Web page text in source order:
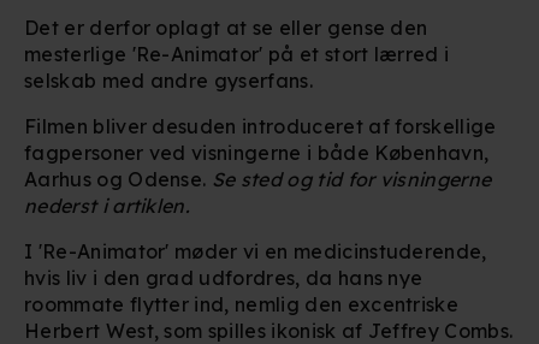
Det er derfor oplagt at se eller gense den
mesterlige 'Re-Animator' på et stort lærred i
selskab med andre gyserfans.
Filmen bliver desuden introduceret af forskellige
fagpersoner ved visningerne i både København,
Aarhus og Odense. Se sted og tid for visningerne
nederst i artiklen.
I 'Re-Animator' møder vi en medicinstuderende,
hvis liv i den grad udfordres, da hans nye
roommate flytter ind, nemlig den excentriske
Herbert West, som spilles ikonisk af Jeffrey Combs.